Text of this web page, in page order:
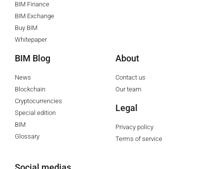
BIM Finance
BIM Exchange
Buy BIM
Whitepaper
BIM Blog
News
Blockchain
Cryptocurrencies
Special edition
BIM
Glossary
About
Contact us
Our team
Legal
Privacy policy
Terms of service